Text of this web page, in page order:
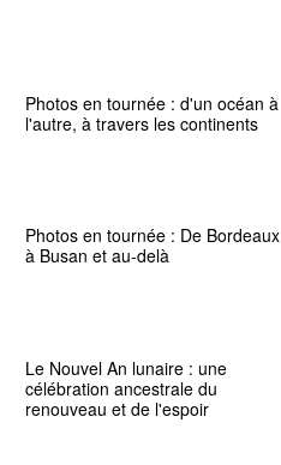
Photos en tournée : d'un océan à
l'autre, à travers les continents
Photos en tournée : De Bordeaux
à Busan et au-delà
Le Nouvel An lunaire : une
célébration ancestrale du
renouveau et de l'espoir